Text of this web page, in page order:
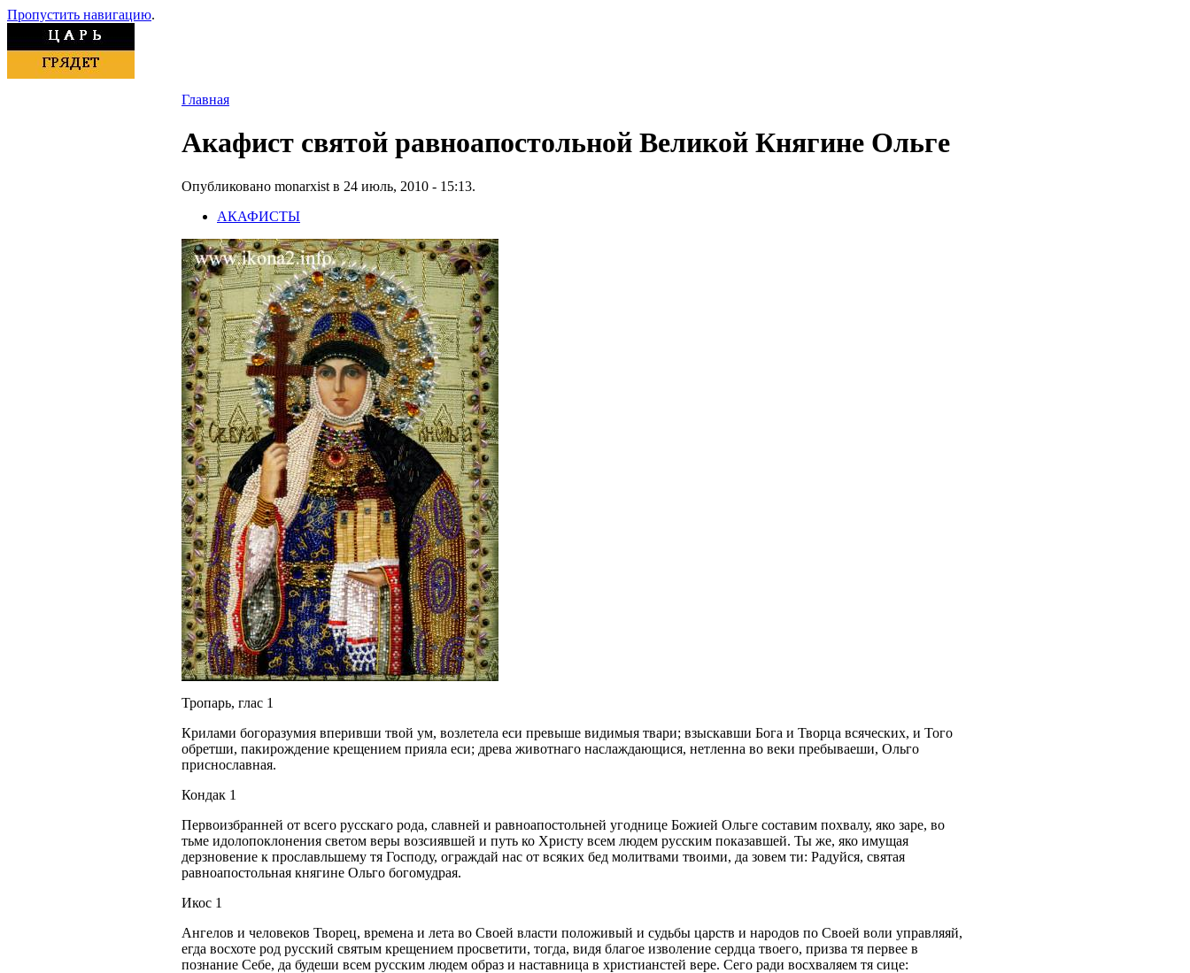
Пропустить навигацию.
Главная
Акафист святой равноапостольной Великой Княгине Ольге
Опубликовано monarxist в 24 июль, 2010 - 15:13.
АКАФИСТЫ
Тропарь, глас 1
Крилами богоразумия вперивши твой ум, возлетела еси превыше видимыя твари; взыскавши Бога и Творца всяческих, и Того
обретши, пакирождение крещением прияла еси; древа животнаго наслаждающися, нетленна во веки пребываеши, Ольго
приснославная.
Кондак 1
Первоизбранней от всего русскаго рода, славней и равноапостольней угоднице Божией Ольге составим похвалу, яко заре, во
тьме идолопоклонения светом веры возсиявшей и путь ко Христу всем людем русским показавшей. Ты же, яко имущая
дерзновение к прославльшему тя Господу, ограждай нас от всяких бед молитвами твоими, да зовем ти: Радуйся, святая
равноапостольная княгине Ольго богомудрая.
Икос 1
Ангелов и человеков Творец, времена и лета во Своей власти положивый и судьбы царств и народов по Своей воли управляяй,
егда восхоте род русский святым крещением просветити, тогда, видя благое изволение сердца твоего, призва тя первее в
познание Себе, да будеши всем русским людем образ и наставница в христианстей вере. Сего ради восхваляем тя сице: